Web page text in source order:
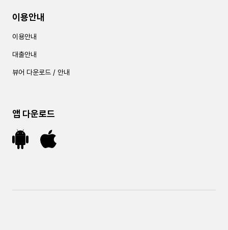
이용안내
이용안내
대출안내
뷰어 다운로드 / 안내
앱 다운로드